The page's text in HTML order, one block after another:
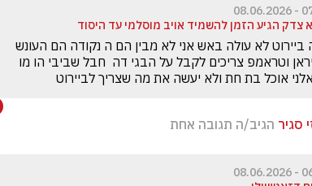
צדק הגיע הזמן להשמיד אויב מוסלמי עד היסוד
אוכל בת חת ולא יעשה את מה שצריך לביירוט
סגיר הגיב/ה תגובה אחת